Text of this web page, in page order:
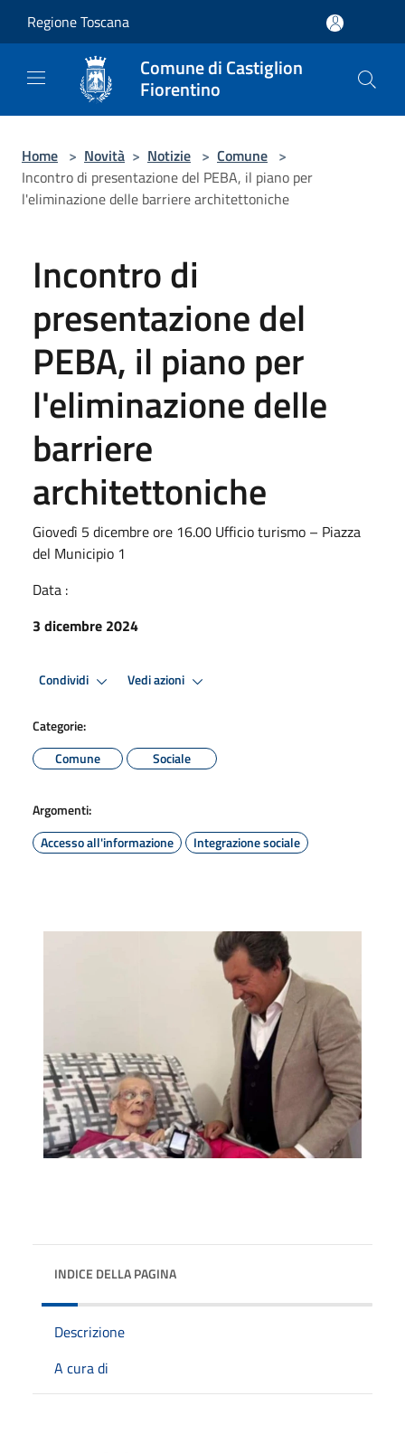
Regione Toscana
Comune di Castiglion
Fiorentino
Home > Novità > Notizie > Comune >
Incontro di presentazione del PEBA, il piano per
l'eliminazione delle barriere architettoniche
Incontro di
presentazione del
PEBA, il piano per
l'eliminazione delle
barriere
architettoniche
Giovedì 5 dicembre ore 16.00 Ufficio turismo – Piazza
del Municipio 1
Data :
3 dicembre 2024
Condividi Vedi azioni
Categorie:
Comune
Sociale
Argomenti:
Accesso all'informazione
Integrazione sociale
INDICE DELLA PAGINA
Descrizione
A cura di